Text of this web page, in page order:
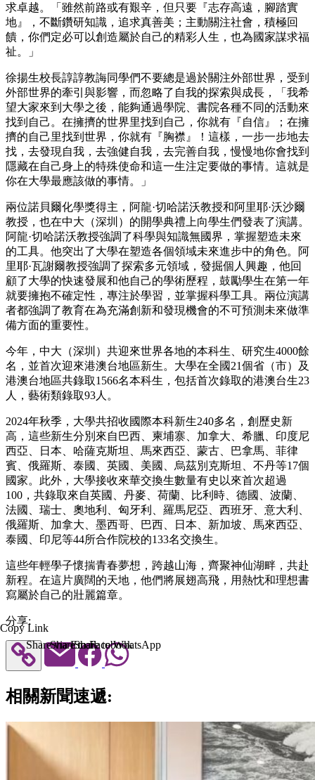
求卓越。「雖然前路或有艱辛，但只要『志存高遠，腳踏實
地』，不斷鑽研知識，追求真善美；主動關注社會，積極回
饋，你們定必可以創造屬於自己的精彩人生，也為國家謀求福
祉。」
徐揚生校長諄諄教誨同學們不要總是過於關注外部世界，受到
外部世界的牽引與影響，而忽略了自我的探索與成長，「我希
望大家來到大學之後，能夠通過學院、書院各種不同的活動來
找到自己。在擁擠的世界里找到自己，你就有『自信』；在擁
擠的自己里找到世界，你就有『胸襟』！這樣，一步一步地去
找，去發現自我，去強健自我，去完善自我，慢慢地你會找到
隱藏在自己身上的特殊使命和這一生注定要做的事情。這就是
你在大學最應該做的事情。」
兩位諾貝爾化學獎得主，阿龍·切哈諾沃教授和阿里耶·沃沙爾
教授，也在中大（深圳）的開學典禮上向學生們發表了演講。
阿龍·切哈諾沃教授強調了科學與知識無國界，掌握塑造未來
的工具。他突出了大學在塑造各個領域未來進步中的角色。阿
里耶·瓦謝爾教授強調了探索多元領域，發掘個人興趣，他回
顧了大學的快速發展和他自己的學術歷程，鼓勵學生在第一年
就要擁抱不確定性，專注於學習，並掌握科學工具。兩位演講
者都強調了教育在為充滿創新和發現機會的不可預測未來做準
備方面的重要性。
今年，中大（深圳）共迎來世界各地的本科生、研究生4000餘
名，並首次迎來港澳台地區新生。大學在全國21個省（市）及
港澳台地區共錄取1566名本科生，包括首次錄取的港澳台生23
人，藝術類錄取93人。
2024年秋季，大學共招收國際本科新生240多名，創歷史新
高，這些新生分別來自巴西、柬埔寨、加拿大、希臘、印度尼
西亞、日本、哈薩克斯坦、馬來西亞、蒙古、巴拿馬、菲律
賓、俄羅斯、泰國、英國、美國、烏茲別克斯坦、不丹等17個
國家。此外，大學接收來華交換生數量有史以來首次超過
100，共錄取來自英國、丹麥、荷蘭、比利時、德國、波蘭、
法國、瑞士、奧地利、匈牙利、羅馬尼亞、西班牙、意大利、
俄羅斯、加拿大、墨西哥、巴西、日本、新加坡、馬來西亞、
泰國、印尼等44所合作院校的133名交換生。
這些年輕學子懷揣青春夢想，跨越山海，齊聚神仙湖畔，共赴
新程。在這片廣闊的天地，他們將展翅高飛，用熱忱和理想書
寫屬於自己的壯麗篇章。
分享:
Copy Link
Share via Email
Share to Facebook
Share to WhatsApp
相關新聞速遞: